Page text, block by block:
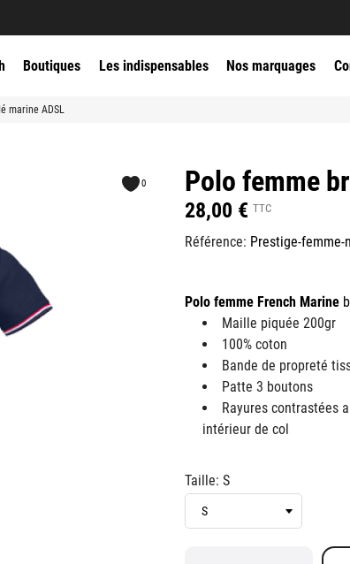
Boutiques Les indispensables Nos marquages
marine ADSL
0 Polo femme
28,00 € TTC
Référence: Prestige-femme-
Polo femme French Marine
Maille piquée 200gr
100% coton
Bande de propreté
Patte 3 boutons
Rayures contrastées
intérieur de col
Taille: S